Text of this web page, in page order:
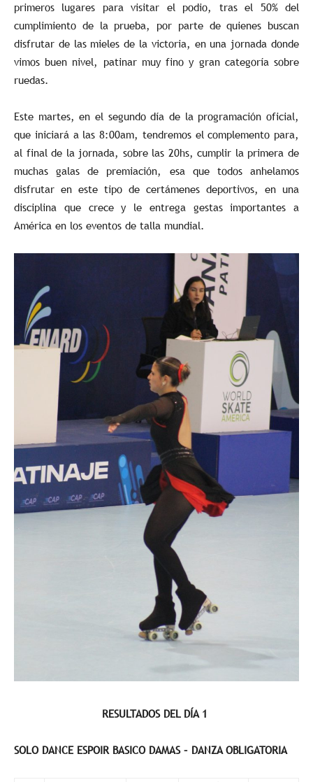
primeros lugares para visitar el podio, tras el 50% del
cumplimiento de la prueba, por parte de quienes buscan
disfrutar de las mieles de la victoria, en una jornada donde
vimos buen nivel, patinar muy fino y gran categoría sobre
ruedas.
Este martes, en el segundo día de la programación oficial,
que iniciará a las 8:00am, tendremos el complemento para,
al final de la jornada, sobre las 20hs, cumplir la primera de
muchas galas de premiación, esa que todos anhelamos
disfrutar en este tipo de certámenes deportivos, en una
disciplina que crece y le entrega gestas importantes a
América en los eventos de talla mundial.
RESULTADOS DEL DÍA 1
SOLO DANCE ESPOIR BASICO DAMAS – DANZA OBLIGATORIA